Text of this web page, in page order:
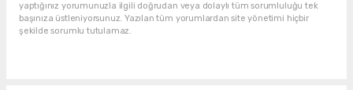
yaptığınız yorumunuzla ilgili doğrudan veya dolaylı tüm sorumluluğu tek
başınıza üstleniyorsunuz. Yazılan tüm yorumlardan site yönetimi hiçbir
şekilde sorumlu tutulamaz.